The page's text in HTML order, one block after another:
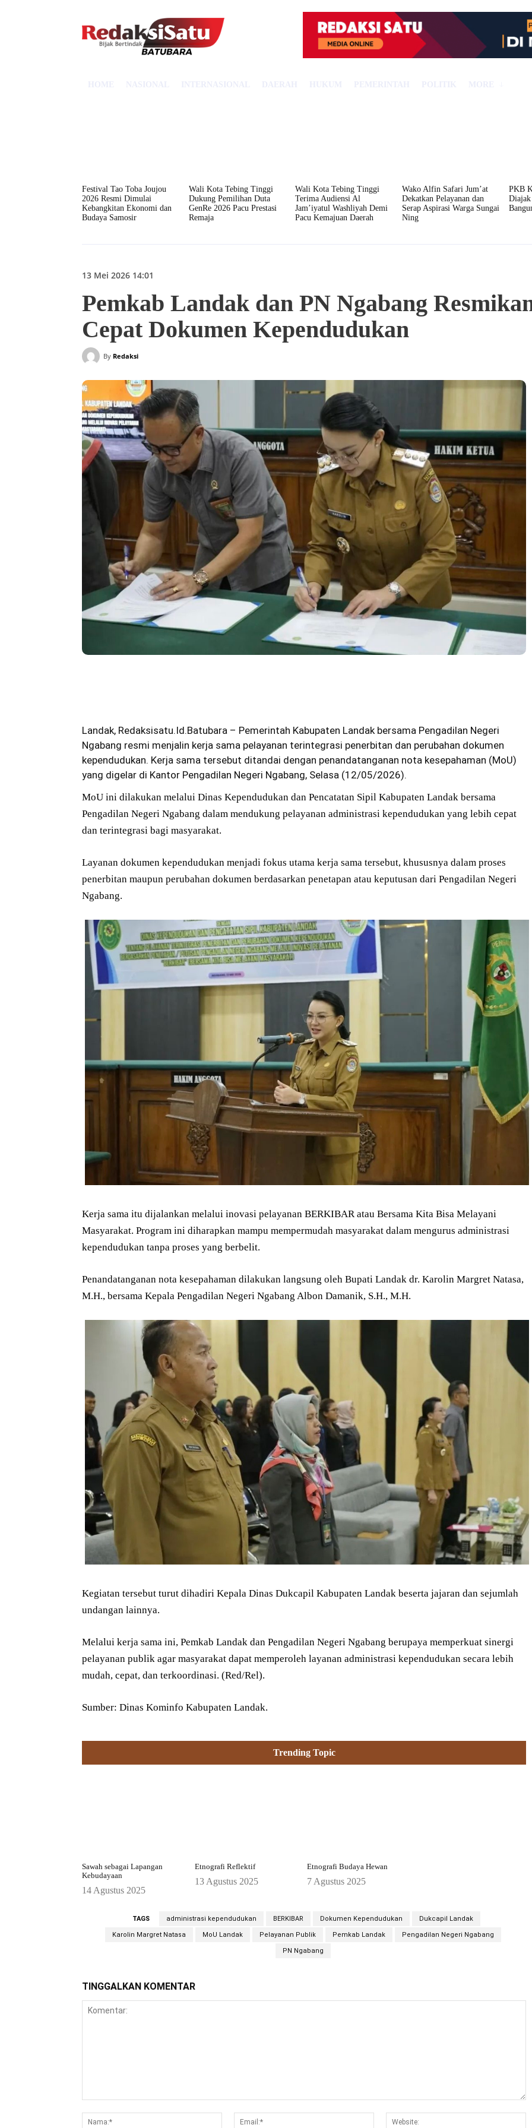
Festival Tao Toba Joujou
2026 Resmi Dimulai
Kebangkitan Ekonomi dan
Budaya Samosir
Wali Kota Tebing Tinggi
Dukung Pemilihan Duta
GenRe 2026 Pacu Prestasi
Remaja
Wali Kota Tebing Tinggi
Terima Audiensi Al
Jam’iyatul Washliyah Demi
Pacu Kemajuan Daerah
Wako Alfin Safari Jum’at
Dekatkan Pelayanan dan
Serap Aspirasi Warga Sungai
Ning
PKB
13 Mei 2026 14:01
Pemkab Landak dan PN Ngabang
Cepat Dokumen Kependudukan
By Redaksi
Landak, Redaksisatu.Id.Batubara – Pemerintah Kabupaten Landak bersama Pengadilan Negeri
Ngabang resmi menjalin kerja sama pelayanan terintegrasi penerbitan dan perubahan dokumen
kependudukan. Kerja sama tersebut ditandai dengan penandatanganan nota kesepahaman (MoU)
yang digelar di Kantor Pengadilan Negeri Ngabang, Selasa (12/05/2026).
MoU ini dilakukan melalui Dinas Kependudukan dan Pencatatan Sipil Kabupaten Landak bersama
Pengadilan Negeri Ngabang dalam mendukung pelayanan administrasi kependudukan yang lebih cepat
dan terintegrasi bagi masyarakat.
Layanan dokumen kependudukan menjadi fokus utama kerja sama tersebut, khususnya dalam proses
penerbitan maupun perubahan dokumen berdasarkan penetapan atau keputusan dari Pengadilan Negeri
Ngabang.
Kerja sama itu dijalankan melalui inovasi pelayanan BERKIBAR atau Bersama Kita Bisa Melayani
Masyarakat. Program ini diharapkan mampu mempermudah masyarakat dalam mengurus administrasi
kependudukan tanpa proses yang berbelit.
Penandatanganan nota kesepahaman dilakukan langsung oleh Bupati Landak dr. Karolin Margret Natasa,
M.H., bersama Kepala Pengadilan Negeri Ngabang Albon Damanik, S.H., M.H.
Kegiatan tersebut turut dihadiri Kepala Dinas Dukcapil Kabupaten Landak beserta jajaran dan sejumlah
undangan lainnya.
Melalui kerja sama ini, Pemkab Landak dan Pengadilan Negeri Ngabang berupaya memperkuat sinergi
pelayanan publik agar masyarakat dapat memperoleh layanan administrasi kependudukan secara lebih
mudah, cepat, dan terkoordinasi. (Red/Rel).
Sumber: Dinas Kominfo Kabupaten Landak.
Trending Topic
Sawah sebagai Lapangan
Kebudayaan
14 Agustus 2025
Etnografi Reflektif
13 Agustus 2025
Etnografi Budaya Hewan
7 Agustus 2025
TAGS administrasi kependudukan BERKIBAR Dokumen Kependudukan Dukcapil Landak
Karolin Margret Natasa MoU Landak Pelayanan Publik Pemkab Landak Pengadilan Negeri Ngabang
PN Ngabang
TINGGALKAN KOMENTAR
Nama:*
Email:*